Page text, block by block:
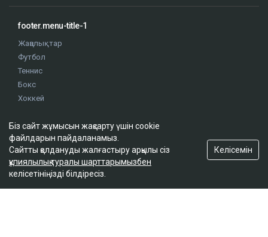
footer.menu-title-1
Жаңалықтар
Футбол
Теннис
Бокс
Хоккей
Оқиғалар
Олимпиада
footer.menu-title-2
О проекте
Біз сайт жұмысын жақсарту үшін cookie
файлдарын пайдаланамыз.
Сайтты қолдануды жалғастыру арқылы сіз
құпиялылық туралы шарттарымызбен
келісетініңізді білдіресіз.
Келісемін